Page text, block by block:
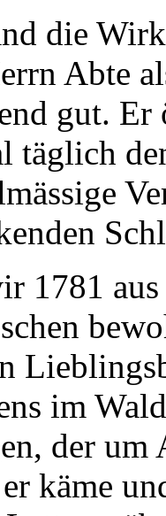
die
Abte
gut. Er
täglich
1781 aus
im
der um
käme